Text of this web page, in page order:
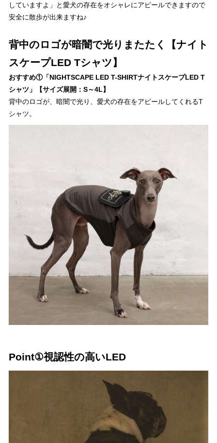
していますよ」と愛犬の存在をオシャレにアピールできますので
安全に散歩が出来ますね♪
背中のロゴが暗闇で光りまたたく【ナイト
スケープLED Tシャツ】
おすすめ①「NIGHTSCAPE LED T-SHIRTナイトスケープLED T
シャツ」【サイズ展開：S～4L】
背中のロゴが、暗闇で光り、愛犬の存在をアピールしてくれるT
シャツ。
Point①視認性の高いLED